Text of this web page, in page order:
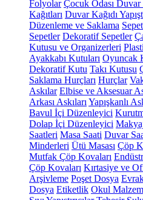
Folyolar Çocuk Odası Duvar
Kağıtları Duvar Kağıdı
Düzenleme ve Saklama
Sepetler Dekoratif Sepetler
Kutusu ve Organizerleri
Ayakkabı Kutuları Oyuncak
Dekoratif Kutu Takı Kutusu
Saklama Hurçları Hurçlar
Askılar Elbise ve Aksesuar
Arkası Askıları Yapışkanlı
Bavul İçi Düzenleyici
Dolap İçi Düzenleyici
Saatleri Masa Saati Duvar
Minderleri Ütü Masası Çöp
Mutfak Çöp Kovaları
Çöp Kovaları Kırtasiye ve
Arşivleme Poşet Dosya
Dosya Etiketlik Okul